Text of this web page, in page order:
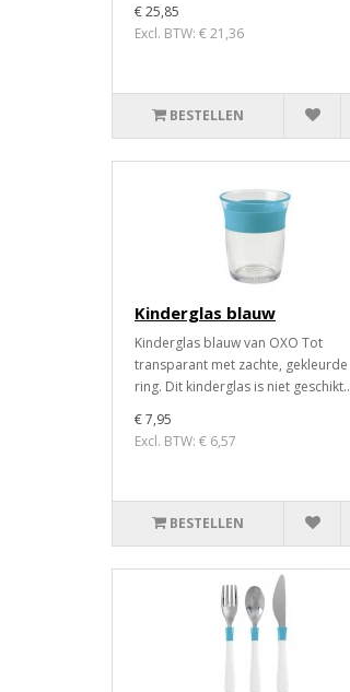
€ 25,85
Excl. BTW: € 21,36
BESTELLEN
Kinderglas blauw
Kinderglas blauw van OXO Tot
transparant met zachte, gekleurde
ring. Dit kinderglas is niet geschikt..
€ 7,95
Excl. BTW: € 6,57
BESTELLEN